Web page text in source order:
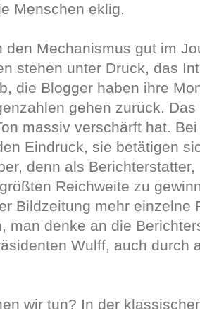
Menschen eklig.
den Mechanismus gut im
stehen unter Druck, das
die Blogger haben ihre
gehen zurück.
massiv verschärft hat.
Eindruck, sie betätigen
denn als
Reichweite zu
Bildzeitung mehr einzelne
man denke an die
Wulff, auch durch
wir tun? In der